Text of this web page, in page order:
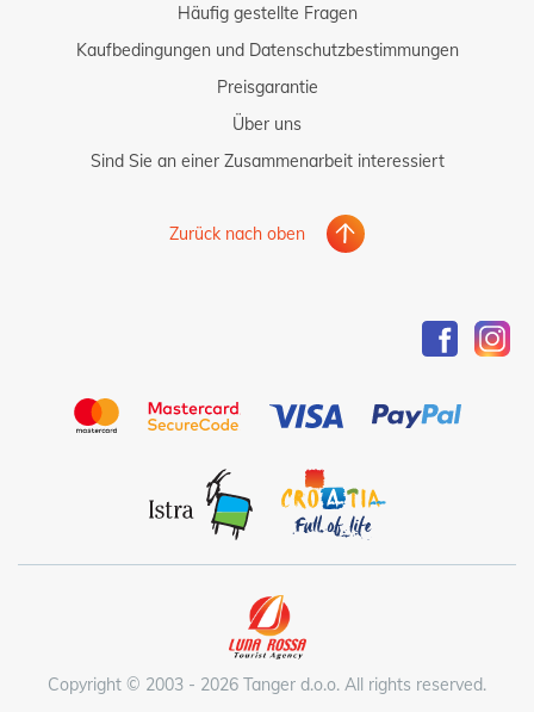
Häufig gestellte Fragen
Kaufbedingungen und Datenschutzbestimmungen
Preisgarantie
Über uns
Sind Sie an einer Zusammenarbeit interessiert
Zurück nach oben
Copyright © 2003 - 2026 Tanger d.o.o. All rights reserved.